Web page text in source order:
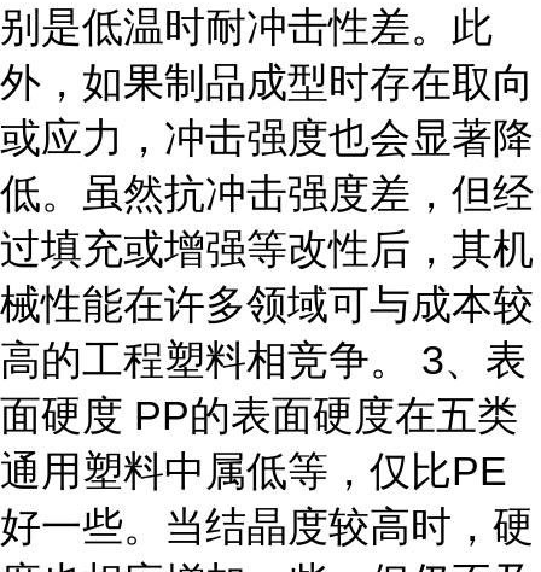
别是低温时耐冲击性差。此
外，如果制品成型时存在取向
或应力，冲击强度也会显著降
低。虽然抗冲击强度差，但经
过填充或增强等改性后，其机
械性能在许多领域可与成本较
高的工程塑料相竞争。 3、表
面硬度 PP的表面硬度在五类
通用塑料中属低等，仅比PE
好一些。当结晶度较高时，硬